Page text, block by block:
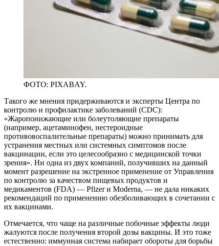
ФОТО: PIXABAY.
Такого же мнения придерживаются и эксперты Центра по
контролю и профилактике заболеваний (CDC):
«Жаропонижающие или болеутоляющие препараты
(например, ацетаминофен, нестероидные
противовоспалительные препараты) можно принимать для
устранения местных или системных симптомов после
вакцинации, если это целесообразно с медицинской точки
зрения». Ни одна из двух компаний, получивших на данный
момент разрешение на экстренное применение от Управления
по контролю за качеством пищевых продуктов и
медикаментов (FDA) — Pfizer и Moderna, — не дала никаких
рекомендаций по применению обезболивающих в сочетании с
их вакцинами.
Отмечается, что чаще на различные побочные эффекты люди
жалуются после получения второй дозы вакцины. И это тоже
естественно: иммунная система набирает обороты для борьбы